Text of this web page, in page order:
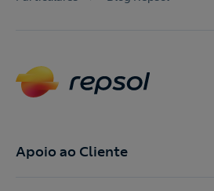
Apoio ao Cliente